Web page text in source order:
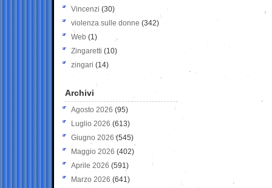
Vincenzi (30)
violenza sulle donne (342)
Web (1)
Zingaretti (10)
zingari (14)
Archivi
Agosto 2026 (95)
Luglio 2026 (613)
Giugno 2026 (545)
Maggio 2026 (402)
Aprile 2026 (591)
Marzo 2026 (641)